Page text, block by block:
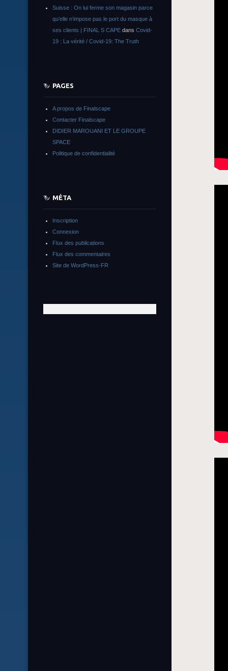
Suisse : On lui ferme son magasin parce
qu’elle n’impose pas le port du masque à
ses clients | FINAL S CAPE dans Covid-
19 : La vérité / Covid-19: The Truth
PAGES
A propos de Finalscape
Contacter Finalscape
DIDIER MAROUANI ET LE GROUPE
SPACE
Politique de confidentialité
MÉTA
Inscription
Connexion
Flux des publications
Flux des commentaires
Site de WordPress-FR